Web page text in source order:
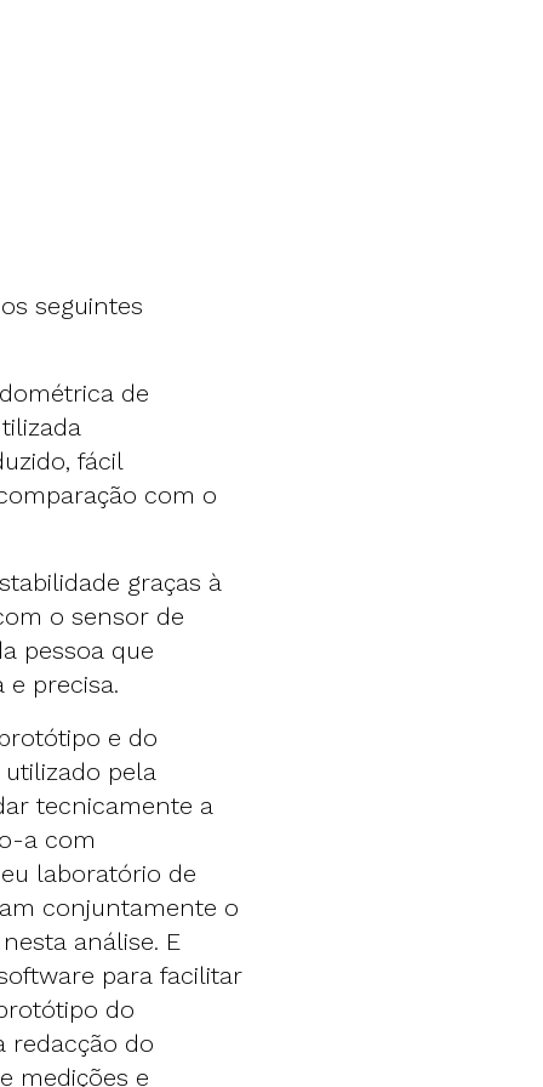
seguintes
de
fácil
com o
graças à
o sensor de
pessoa que
precisa.
e do
pela
tecnicamente a
a com
laboratório de
conjuntamente o
análise. E
para facilitar
do
redacção do
medições e